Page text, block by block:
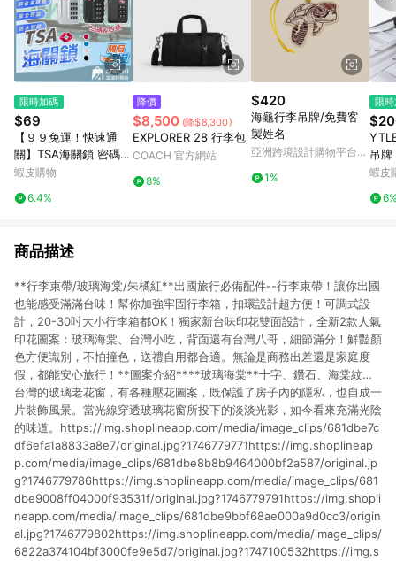
限時加碼
$69
【９９免運！快速通
關】TSA海關鎖 密碼鎖
海關密碼鎖 行李箱鎖
鎖 鎖頭 掛鎖 數字鎖 置
蝦皮購物
6.4%
降價
$8,500 (降$8,300)
EXPLORER 28 行李包
COACH 官方網站
8%
$420
海龜行李吊牌/免費客
製姓名
亞洲跨境設計購物平台
1%
限
吊牌
箱飄
行小
蝦皮
商品描述
**行李束帶/玻璃海棠/朱橘紅**出國旅行必備配件--行李束帶！讓你出國
也能感受滿滿台味！幫你加強牢固行李箱，扣環設計超方便！可調式設
計，20-30吋大小行李箱都OK！獨家新台味印花雙面設計，全新2款人氣
印花圖案：玻璃海棠、台灣小吃，背面還有台灣八哥，細節滿分！鮮豔顏
色方便識別，不怕撞色，送禮自用都合適。無論是商務出差還是家庭度
假，都能安心旅行！**圖案介紹****玻璃海棠**十字、鑽石、海棠紋…
台灣的玻璃老花窗，有各種壓花圖案，既保護了房子內的隱私，也自成一
片裝飾風景。當光線穿透玻璃花窗所投下的淡淡光影，如今看來充滿光陰
的味道。https://img.shoplineapp.com/media/image_clips/681dbe7c
df6efa1a8833a8e7/original.jpg?1746779771https://img.shoplineap
p.com/media/image_clips/681dbe8b8b9464000bf2a587/original.jp
g?1746779786https://img.shoplineapp.com/media/image_clips/681
dbe9008ff04000f93531f/original.jpg?1746779791https://img.shopli
neapp.com/media/image_clips/681dbe9bbf68ae000a9d0cc3/origin
al.jpg?1746779802https://img.shoplineapp.com/media/image_clips/
6822a374104bf3000fe9e5d7/original.jpg?1747100532https://img.s